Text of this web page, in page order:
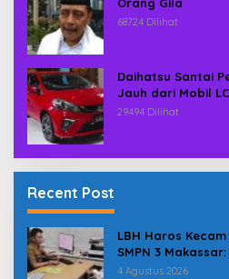
68724 Dilihat
Daihatsu Santai
Jauh dari Mobil
29494 Dilihat
Recent Post
LBH Haros
SMPN 3
Pindah
4 Agustus 2026